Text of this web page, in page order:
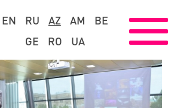
EN RU AZ AM
BE
GE
RO UA